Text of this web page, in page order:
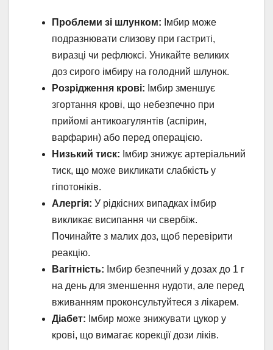
Проблеми зі шлунком: Імбир може
подразнювати слизову при гастриті,
виразці чи рефлюксі. Уникайте великих
доз сирого імбиру на голодний шлунок.
Розрідження крові: Імбир зменшує
згортання крові, що небезпечно при
прийомі антикоагулянтів (аспірин,
варфарин) або перед операцією.
Низький тиск: Імбир знижує артеріальний
тиск, що може викликати слабкість у
гіпотоніків.
Алергія: У рідкісних випадках імбир
викликає висипання чи свербіж.
Починайте з малих доз, щоб перевірити
реакцію.
Вагітність: Імбир безпечний у дозах до 1 г
на день для зменшення нудоти, але перед
вживанням проконсультуйтеся з лікарем.
Діабет: Імбир може знижувати цукор у
крові, що вимагає корекції дози ліків.